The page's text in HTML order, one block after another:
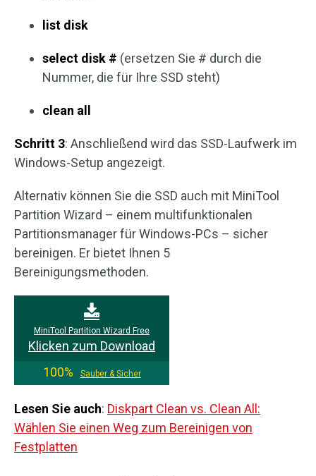
list disk
select disk # (ersetzen Sie # durch die
Nummer, die für Ihre SSD steht)
clean all
Schritt 3: Anschließend wird das SSD-Laufwerk im
Windows-Setup angezeigt.
Alternativ können Sie die SSD auch mit MiniTool
Partition Wizard – einem multifunktionalen
Partitionsmanager für Windows-PCs – sicher
bereinigen. Er bietet Ihnen 5
Bereinigungsmethoden.
MiniTool Partition Wizard Free
Klicken zum Download
100%
Sauber & Sicher
Lesen Sie auch: Diskpart Clean vs. Clean All:
Wählen Sie einen Weg zum Bereinigen von
Festplatten